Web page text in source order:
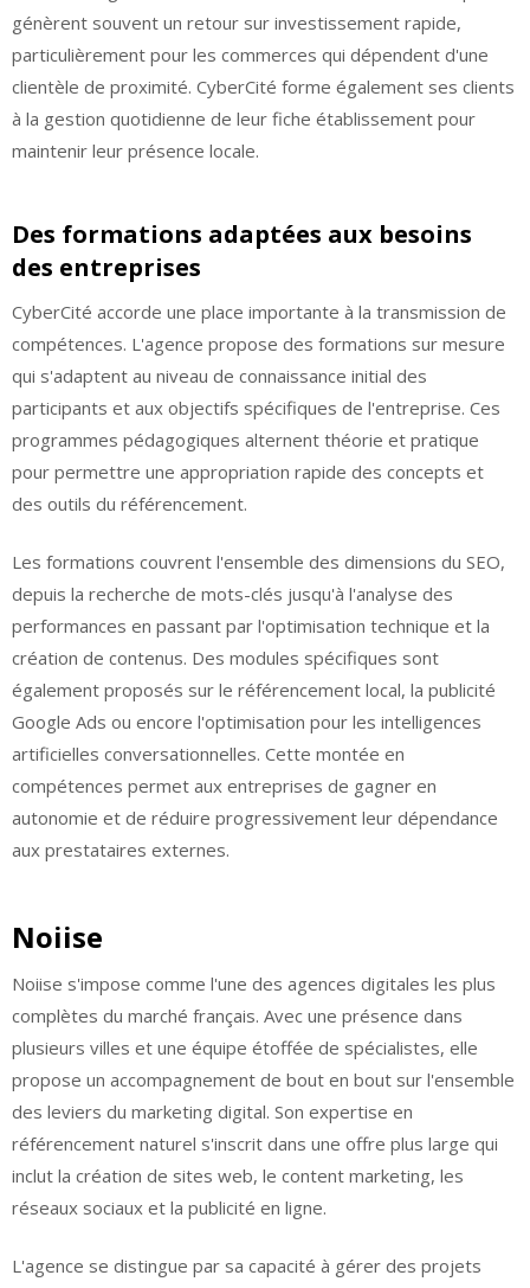
génèrent souvent un retour sur investissement rapide,
particulièrement pour les commerces qui dépendent d'une
clientèle de proximité. CyberCité forme également ses clients
à la gestion quotidienne de leur fiche établissement pour
maintenir leur présence locale.
Des formations adaptées aux besoins
des entreprises
CyberCité accorde une place importante à la transmission de
compétences. L'agence propose des formations sur mesure
qui s'adaptent au niveau de connaissance initial des
participants et aux objectifs spécifiques de l'entreprise. Ces
programmes pédagogiques alternent théorie et pratique
pour permettre une appropriation rapide des concepts et
des outils du référencement.
Les formations couvrent l'ensemble des dimensions du SEO,
depuis la recherche de mots-clés jusqu'à l'analyse des
performances en passant par l'optimisation technique et la
création de contenus. Des modules spécifiques sont
également proposés sur le référencement local, la publicité
Google Ads ou encore l'optimisation pour les intelligences
artificielles conversationnelles. Cette montée en
compétences permet aux entreprises de gagner en
autonomie et de réduire progressivement leur dépendance
aux prestataires externes.
Noiise
Noiise s'impose comme l'une des agences digitales les plus
complètes du marché français. Avec une présence dans
plusieurs villes et une équipe étoffée de spécialistes, elle
propose un accompagnement de bout en bout sur l'ensemble
des leviers du marketing digital. Son expertise en
référencement naturel s'inscrit dans une offre plus large qui
inclut la création de sites web, le content marketing, les
réseaux sociaux et la publicité en ligne.
L'agence se distingue par sa capacité à gérer des projets